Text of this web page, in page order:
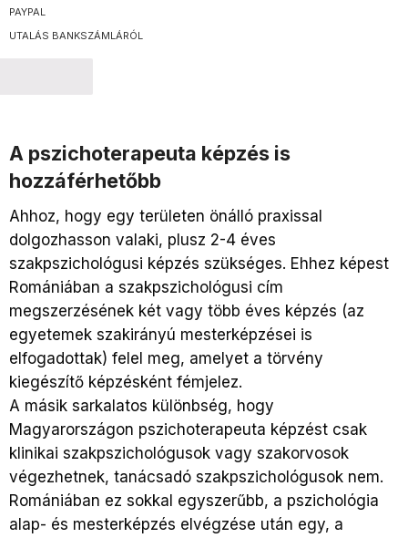
PAYPAL
UTALÁS BANKSZÁMLÁRÓL
A pszichoterapeuta képzés is
hozzáférhetőbb
Ahhoz, hogy egy területen önálló praxissal
dolgozhasson valaki, plusz 2-4 éves
szakpszichológusi képzés szükséges. Ehhez képest
Romániában a szakpszichológusi cím
megszerzésének két vagy több éves képzés (az
egyetemek szakirányú mesterképzései is
elfogadottak) felel meg, amelyet a törvény
kiegészítő képzésként fémjelez.
A másik sarkalatos különbség, hogy
Magyarországon pszichoterapeuta képzést csak
klinikai szakpszichológusok vagy szakorvosok
végezhetnek, tanácsadó szakpszichológusok nem.
Romániában ez sokkal egyszerűbb, a pszichológia
alap- és mesterképzés elvégzése után egy, a